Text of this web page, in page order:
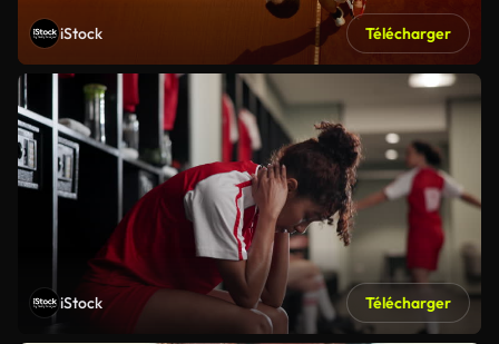
iStock Télécharger
iStock Télécharger